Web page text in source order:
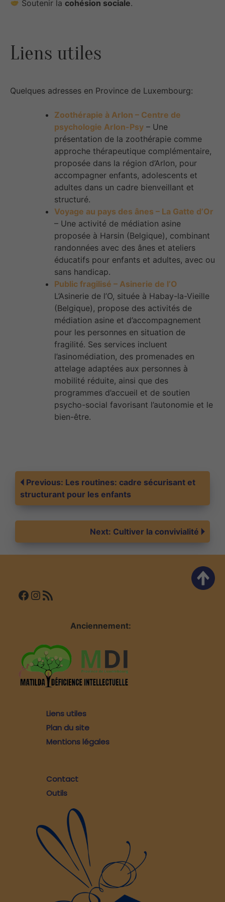
Soutenir lacohésion sociale.
Liens utiles
Quelques adresses en Province de Luxembourg:
Zoothérapie à Arlon – Centre de
psychologie Arlon-Psy – Une
présentation de la zoothérapie comme
approche thérapeutique complémentaire,
proposée dans la région d’Arlon, pour
accompagner enfants, adolescents et
adultes dans un cadre bienveillant et
structuré.​
Voyage au pays des ânes – La Gatte d’Or
– Une activité de médiation asine
proposée à Harsin (Belgique), combinant
randonnées avec des ânes et ateliers
éducatifs pour enfants et adultes, avec ou
sans handicap.​
Public fragilisé – Asinerie de l’O
L’Asinerie de l’O, située à Habay-la-Vieille
(Belgique), propose des activités de
médiation asine et d’accompagnement
pour les personnes en situation de
fragilité. Ses services incluent
l’asinomédiation, des promenades en
attelage adaptées aux personnes à
mobilité réduite, ainsi que des
programmes d’accueil et de soutien
psycho-social favorisant l’autonomie et le
bien-être.
Navigation
de
l’article
Previous: Les routines: cadre sécurisant et
structurant pour les enfants
Next: Cultiver la convivialité
Facebook InstagramFlux RSS
Anciennement:
Liens utiles
Plan du site
Mentions légales
Contact
Outils